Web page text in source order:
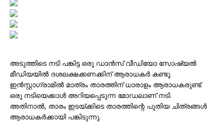
അടുത്തിടെ നടി പങ്കിട്ട ഒരു ഡാൻസ് വീഡിയോ സോഷ്യൽ
മീഡിയയിൽ ദശലക്ഷക്കണക്കിന് ആരാധകർ കണ്ടു.
ഇൻസ്റ്റാഗ്രാമിൽ മാത്രം താരത്തിന് ധാരാളം ആരാധകരുണ്ട്.
ഒരു നടിയെക്കാൾ അറിയപ്പെടുന്ന മോഡലാണ് നടി.
അതിനാൽ, താരം ഇടയ്ക്കിടെ താരത്തിന്റെ പുതിയ ചിത്രങ്ങൾ
ആരാധകർക്കായി പങ്കിടുന്നു.